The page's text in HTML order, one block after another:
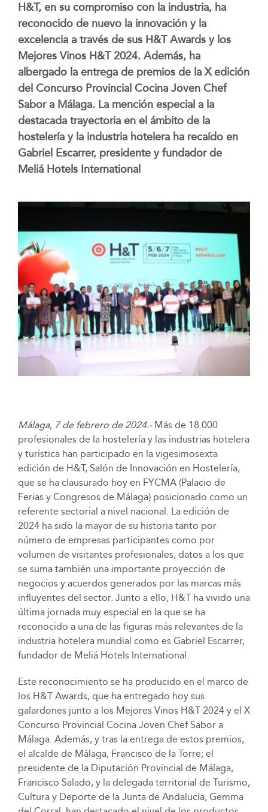
H&T, en su compromiso con la industria, ha
reconocido de nuevo la innovación y la
excelencia a través de sus H&T Awards y los
Mejores Vinos H&T 2024. Además, ha
albergado la entrega de premios de la X edición
del Concurso Provincial Cocina Joven Chef
Sabor a Málaga. La mención especial a la
destacada trayectoria en el ámbito de la
hostelería y la industria hotelera ha recaído en
Gabriel Escarrer, presidente y fundador de
Meliá Hotels International
Málaga, 7 de febrero de 2024.- Más de 18.000
profesionales de la hostelería y las industrias hotelera
y turística han participado en la vigesimosexta
edición de H&T, Salón de Innovación en Hostelería,
que se ha clausurado hoy en FYCMA (Palacio de
Ferias y Congresos de Málaga) posicionado como un
referente sectorial a nivel nacional. La edición de
2024 ha sido la mayor de su historia tanto por
número de empresas participantes como por
volumen de visitantes profesionales, datos a los que
se suma también una importante proyección de
negocios y acuerdos generados por las marcas más
influyentes del sector. Junto a ello, H&T ha vivido una
última jornada muy especial en la que se ha
reconocido a una de las figuras más relevantes de la
industria hotelera mundial como es Gabriel Escarrer,
fundador de Meliá Hotels International.
Este reconocimiento se ha producido en el marco de
los H&T Awards, que ha entregado hoy sus
galardones junto a los Mejores Vinos H&T 2024 y el X
Concurso Provincial Cocina Joven Chef Sabor a
Málaga. Además, y tras la entrega de estos premios,
el alcalde de Málaga, Francisco de la Torre; el
presidente de la Diputación Provincial de Málaga,
Francisco Salado, y la delegada territorial de Turismo,
Cultura y Deporte de la Junta de Andalucía, Gemma